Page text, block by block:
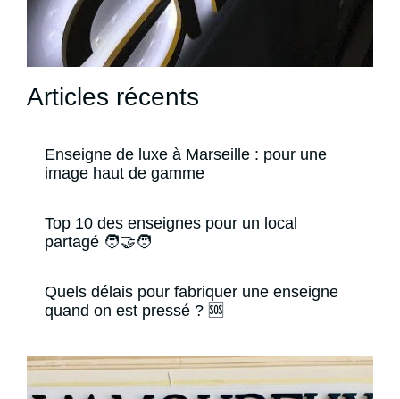
Articles récents
Enseigne de luxe à Marseille : pour une
image haut de gamme
Top 10 des enseignes pour un local
partagé 🧑‍🤝‍🧑
Quels délais pour fabriquer une enseigne
quand on est pressé ? 🆘